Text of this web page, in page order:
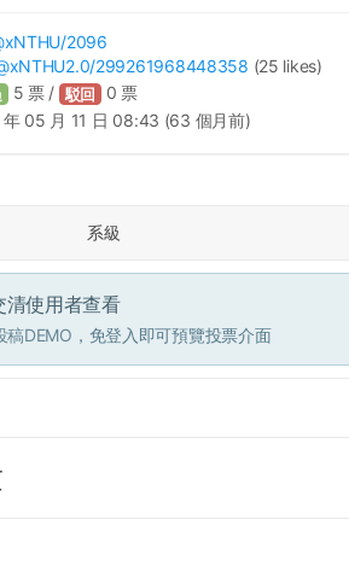
xNTHU/2096
xNTHU2.0/299261968448358 (25 likes)
5 票 / 駁回 0 票
年 05 月 11 日 08:43 (63 個月前)
系級
清使用者查看
稿DEMO ，免登入即可預覽投票介面